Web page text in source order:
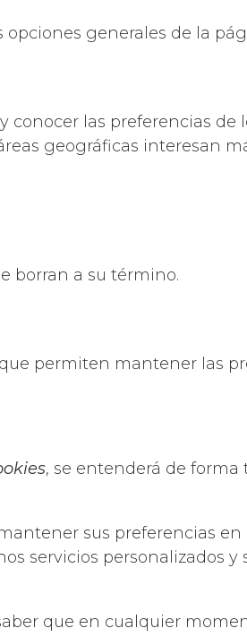
generales de la
las preferencias de
geográficas interesan
borran a su término.
permiten mantener las
, se entenderá de
sus preferencias
servicios personalizados y
que en cualquier